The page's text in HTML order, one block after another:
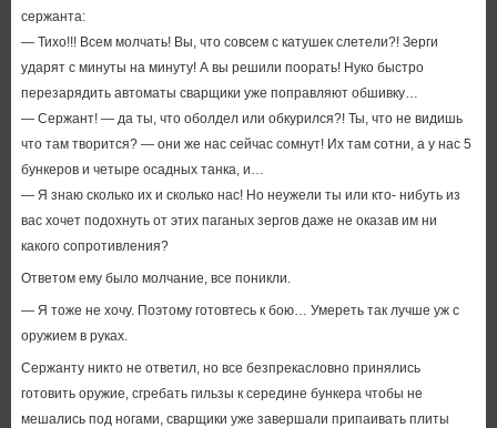
сержанта:
— Тихо!!! Всем молчать! Вы, что совсем с катушек слетели?! Зерги
ударят с минуты на минуту! А вы решили поорать! Нуко быстро
перезарядить автоматы сварщики уже поправляют обшивку…
— Сержант! — да ты, что оболдел или обкурился?! Ты, что не видишь
что там творится? — они же нас сейчас сомнут! Их там сотни, а у нас 5
бункеров и четыре осадных танка, и…
— Я знаю сколько их и сколько нас! Но неужели ты или кто- нибуть из
вас хочет подохнуть от этих паганых зергов даже не оказав им ни
какого сопротивления?
Ответом ему было молчание, все поникли.
— Я тоже не хочу. Поэтому готовтесь к бою… Умереть так лучше уж с
оружием в руках.
Сержанту никто не ответил, но все безпрекасловно принялись
готовить оружие, сгребать гильзы к середине бункера чтобы не
мешались под ногами, сварщики уже завершали припаивать плиты